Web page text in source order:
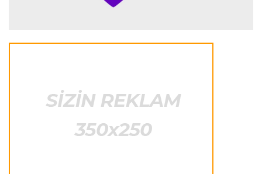
"Antonelli mövsümün ən yaxşı pilotlarından
bənzəyir"
23:38 06.08.2026